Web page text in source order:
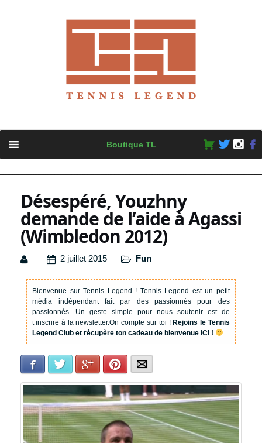
content
Boutique TL
Désespéré, Youzhny
demande de l’aide à Agassi
(Wimbledon 2012)
2 juillet 2015 Fun
Bienvenue sur Tennis Legend ! Tennis Legend est un petit
média indépendant fait par des passionnés pour des
passionnés. Un geste simple pour nous soutenir est de
t’inscrire à la newsletter.On compte sur toi !Rejoins le Tennis
Legend Club et récupère ton cadeau de bienvenue ICI !
Facebook Twitter Google+Pinterest